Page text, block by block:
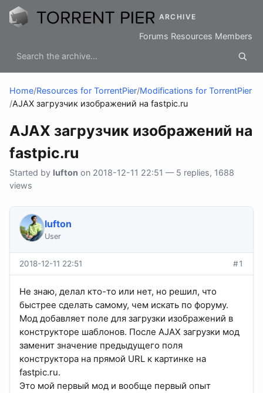
ARCHIVE
Forums Resources Members
Home/Resources for TorrentPier/Modifications for TorrentPier
/AJAX загрузчик изображений на fastpic.ru
AJAX загрузчик изображений на
fastpic.ru
Started by lufton on 2018-12-11 22:51 — 5 replies, 1688
views
lufton
User
2018-12-11 22:51 #1
Не знаю, делал кто-то или нет, но решил, что
быстрее сделать самому, чем искать по форуму.
Мод добавляет поле для загрузки изображений в
конструкторе шаблонов. После AJAX загрузки мод
заменит значение предыдущего поля
конструктора на прямой URL к картинке на
fastpic.ru.
Это мой первый мод и вообще первый опыт